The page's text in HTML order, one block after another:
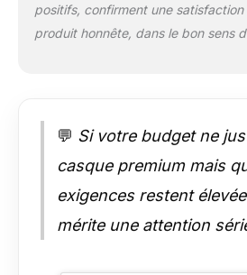
lavable,
positifs, confirment une satisfaction
produit honnête, dans le bon sens
💬 Si votre budget ne
casque premium mais
exigences restent
mérite une attention